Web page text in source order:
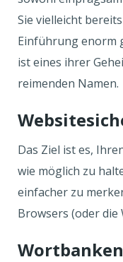
Sie vielleicht
Einführung enorm
ist eines ihrer
reimenden Namen.
Das Ziel ist es,
wie möglich zu
einfacher zu
Browsers (oder die
Wortbanken